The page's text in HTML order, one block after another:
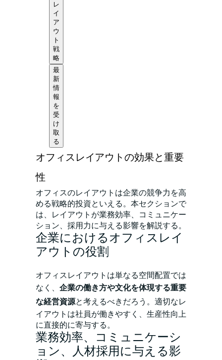
レ
イ
ア
ウ
ト
戦
略
最
新
情
報
を
受
け
取
る
オフィスレイアウトの効果と重要
性
オフィスのレイアウトは企業の競争力を高
める戦略的投資といえる。本セクションで
は、レイアウトが業務効率、コミュニケー
ション、採用力に与える影響を解説する。
企業におけるオフィスレイ
アウトの役割
オフィスレイアウトは単なる空間配置では
なく、 企業の働き方や文化を体現する重要
な経営資源と考えるべきだろう。適切なレ
イアウトは社員が働きやすく、生産性向上
に直接的に寄与する。
業務効率、コミュニケーシ
ョン、人材採用に与える影